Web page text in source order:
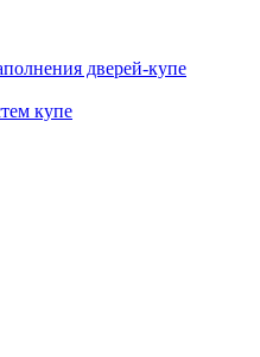
дверей-купе
купе